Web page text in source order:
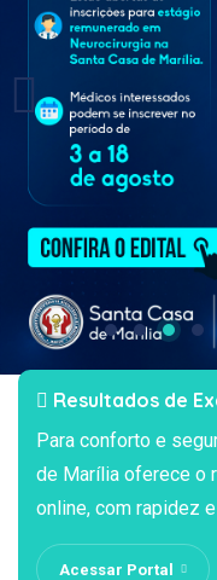
Resultados de
Para conforto e
de Marília oferece o
online, com rapidez
Acessar Portal